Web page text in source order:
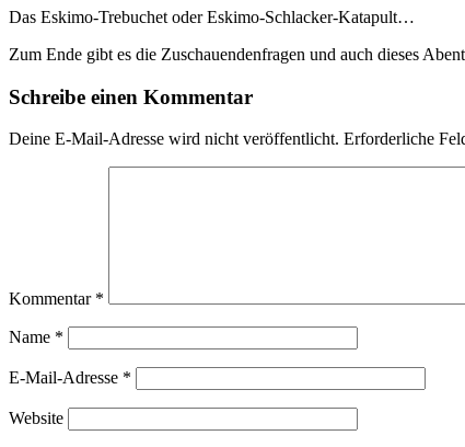
Das Eskimo-Trebuchet oder Eskimo-Schlacker-Katapult…
Zum Ende gibt es die Zuschauendenfragen und auch dieses
Schreibe einen Kommentar
Deine E-Mail-Adresse wird nicht veröffentlicht. Erforderliche
Kommentar *
Name *
E-Mail-Adresse *
Website